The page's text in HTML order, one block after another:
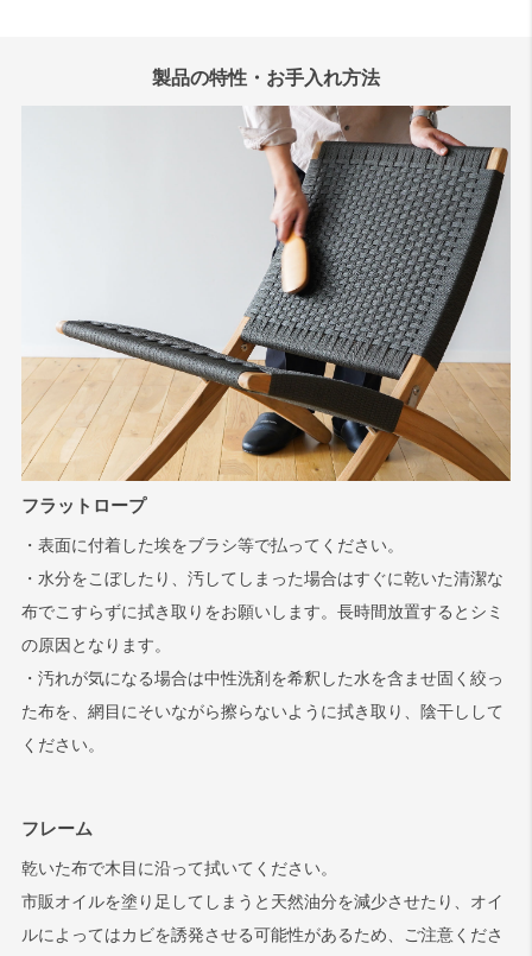
製品の特性・お手入れ方法
フラットロープ
・表面に付着した埃をブラシ等で払ってください。
・水分をこぼしたり、汚してしまった場合はすぐに乾いた清潔な
布でこすらずに拭き取りをお願いします。長時間放置するとシミ
の原因となります。
・汚れが気になる場合は中性洗剤を希釈した水を含ませ固く絞っ
た布を、網目にそいながら擦らないように拭き取り、陰干しして
ください。
フレーム
乾いた布で木目に沿って拭いてください。
市販オイルを塗り足してしまうと天然油分を減少させたり、オイ
ルによってはカビを誘発させる可能性があるため、ご注意くださ